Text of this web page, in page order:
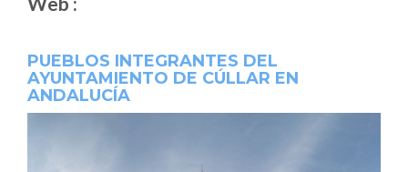
PUEBLOS INTEGRANTES DEL
AYUNTAMIENTO DE CÚLLAR EN
ANDALUCÍA